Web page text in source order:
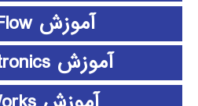
آموزش ShowFlow
آموزش SimElectronics